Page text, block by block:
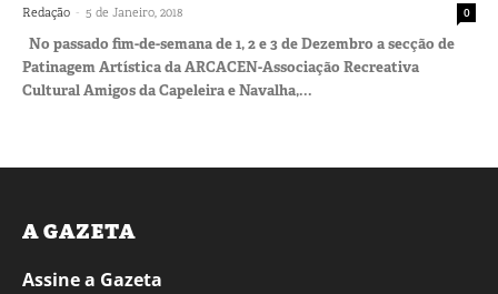
Redação - 5 de Janeiro, 2018 0
No passado fim-de-semana de 1, 2 e 3 de Dezembro a secção de
Patinagem Artística da ARCACEN-Associação Recreativa
Cultural Amigos da Capeleira e Navalha,...
A GAZETA
Assine a Gazeta